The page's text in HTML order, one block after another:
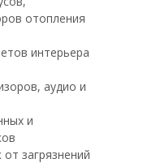
отопления
интерьера
аудио и
и
загрязнений